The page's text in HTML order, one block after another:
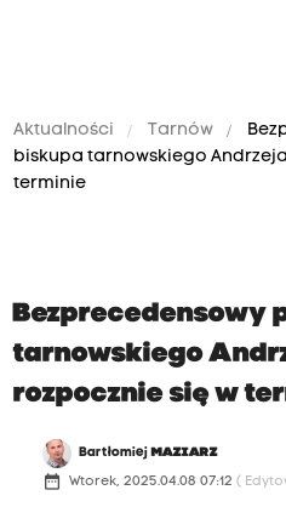
Aktualności Tarnów
biskupa tarnowskiego
terminie
Bezprecedensowy
tarnowskiego
rozpocznie się w
Bartłomiej MAZIARZ
date_range Wtorek, 2025.04.08 07:12 (